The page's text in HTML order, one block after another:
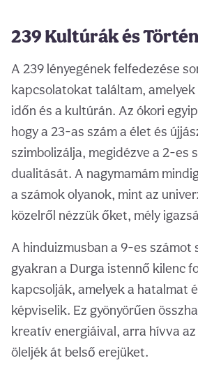
239 Kultúrák és
A 239 lényegének felfedezése
kapcsolatokat találtam,
időn és a kultúrán. Az ókori
hogy a 23-as szám a élet és
szimbolizálja, megidézve a 2-es
dualitását. A nagymamám
a számok olyanok, mint az
közelről nézzük őket, mély
A hinduizmusban a 9-es
gyakran a Durga istennő kilenc
kapcsolják, amelyek a hatalmat
képviselik. Ez gyönyörűen
kreatív energiáival, arra hívva
öleljék át belső erejüket.